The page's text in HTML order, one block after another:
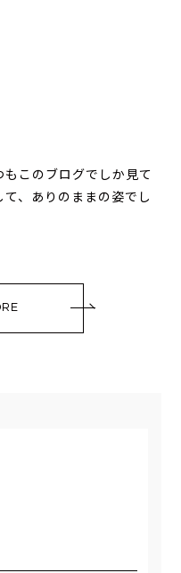
このブログでしか見て
、ありのままの姿でし